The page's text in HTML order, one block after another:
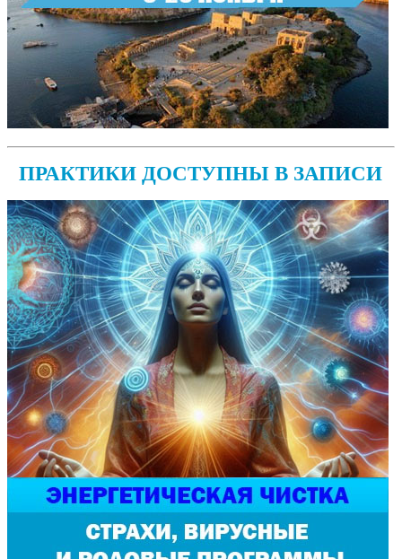
ПРАКТИКИ ДОСТУПНЫ В ЗАПИСИ